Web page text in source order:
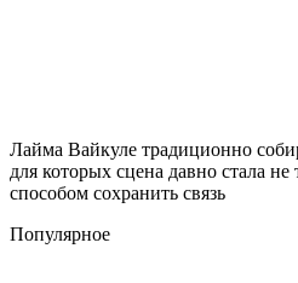
Лайма Вайкуле традиционно
для которых сцена давно стала
способом сохранить связь
Популярное